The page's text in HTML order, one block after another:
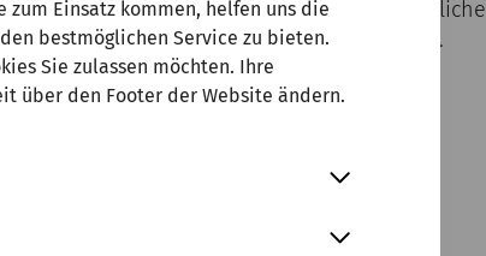
zum Einsatz kommen, helfen uns die
bestmöglichen Service zu bieten.
Sie zulassen möchten. Ihre
über den Footer der Website ändern.
bekommen Sie im Anschluss außergewöhnliche
Parks und dem Bau der römischen Häuser.